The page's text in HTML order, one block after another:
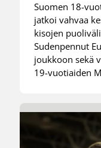
Suomen 18-
jatkoi vahvaa
kisojen
Sudenpennut
joukkoon sekä
19-vuotiaiden